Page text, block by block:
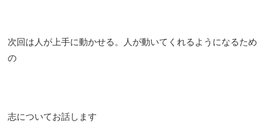
次回は人が上手に動かせる。人が動いてくれるようになるため
の
志についてお話します